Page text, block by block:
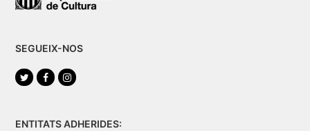
SEGUEIX-NOS
TwitterFacebookInstagram
ENTITATS ADHERIDES: